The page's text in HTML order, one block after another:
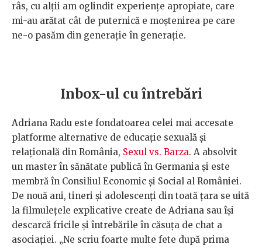
râs, cu alții am oglindit experiențe apropiate, care
mi-au arătat cât de puternică e moștenirea pe care
ne-o pasăm din generație în generație.
Inbox-ul cu întrebări
Adriana Radu este fondatoarea celei mai accesate
platforme alternative de educație sexuală și
relațională din România, Sexul vs. Barza. A absolvit
un master în sănătate publică în Germania și este
membră în Consiliul Economic și Social al României.
De nouă ani, tineri și adolescenți din toată țara se uită
la filmulețele explicative create de Adriana sau își
descarcă fricile și întrebările în căsuța de chat a
asociației. „Ne scriu foarte multe fete după prima